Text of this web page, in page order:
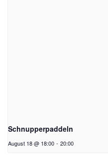
Schnupperpaddeln
August 18 @ 18:00 - 20:00